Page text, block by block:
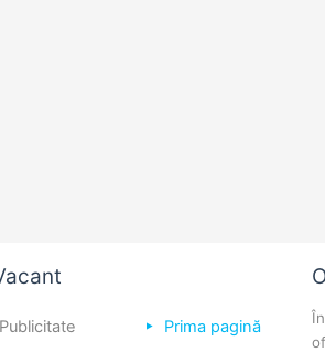
Publicitate Prima pagină